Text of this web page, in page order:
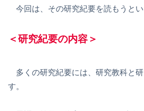
今回は、その研究紀要を読もうとい
＜研究紀要の内容＞
多くの研究紀要には、研究教科と研
す。